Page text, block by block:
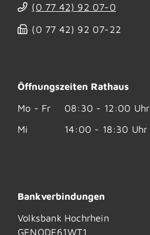
(0 77 42) 92 07-0
(0 77 42) 92 07-22
Öffnungszeiten Rathaus
Mo - Fr
08:30 - 12:00 Uhr
Mi
14:00 - 18:30 Uhr
Bankverbindungen
Volksbank Hochrhein
GENODE61WT1